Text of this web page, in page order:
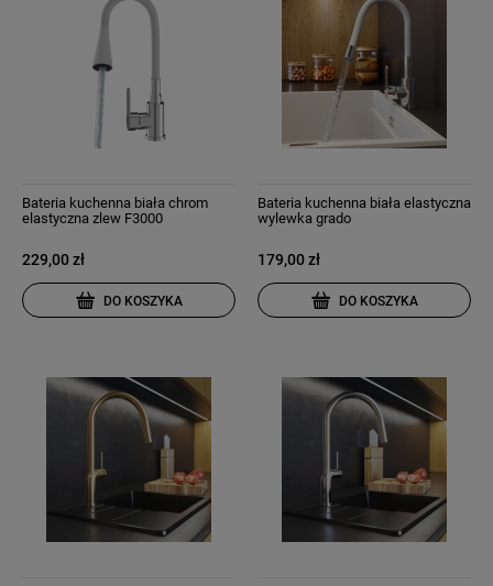
Bateria kuchenna biała chrom
elastyczna zlew F3000
229,00 zł
DO KOSZYKA
Bateria kuchenna biała elastyczna
wylewka grado
179,00 zł
DO KOSZYKA